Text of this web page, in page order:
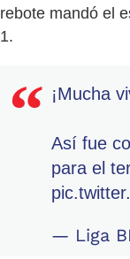
rebote mandó el
1.
¡Mucha
Así fue
para el
— Liga